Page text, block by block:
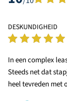
DESKUNDIGHEID
In een complex
Steeds net dat
heel tevreden met